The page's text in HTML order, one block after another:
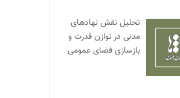
تحلیل نقش نهادهای
مدنی در توازن قدرت و
بازسازی فضای عمومی